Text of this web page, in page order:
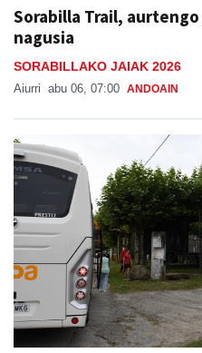
Sorabilla Trail,
nagusia
SORABILLAKO JAIAK 2026
Aiurri abu 06, 07:00 ANDOAIN